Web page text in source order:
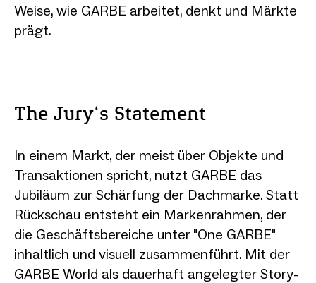
Weise, wie GARBE arbeitet, denkt und Märkte
prägt.
The Jury‘s Statement
In einem Markt, der meist über Objekte und
Transaktionen spricht, nutzt GARBE das
Jubiläum zur Schärfung der Dachmarke. Statt
Rückschau entsteht ein Markenrahmen, der
die Geschäftsbereiche unter "One GARBE"
inhaltlich und visuell zusammenführt. Mit der
GARBE World als dauerhaft angelegter Story-